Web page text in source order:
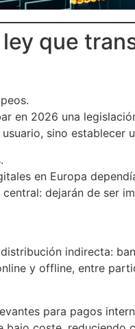
que
en 2026 una
sino establecer
en Europa
dejarán de ser
indirecta:
y offline, entre
para pagos